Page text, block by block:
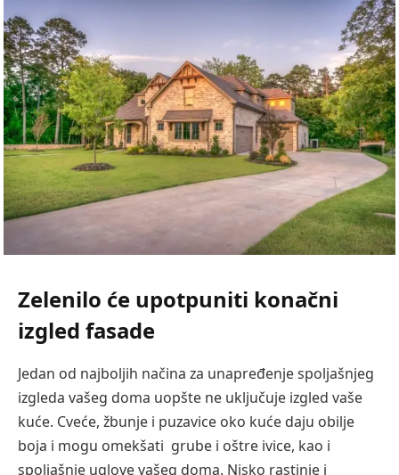
Zelenilo će upotpuniti konačni
izgled fasade
Jedan od najboljih načina za unapređenje spoljašnjeg
izgleda vašeg doma uopšte ne uključuje izgled vaše
kuće. Cveće, žbunje i puzavice oko kuće daju obilje
boja i mogu omekšati grube i oštre ivice, kao i
spoljašnje uglove vašeg doma. Nisko rastinje i